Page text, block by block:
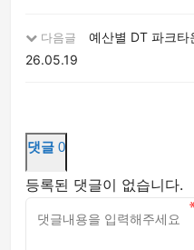
다음글
예산별 DT 파크타
26.05.19
댓글 0
등록된 댓글이 없습니다.